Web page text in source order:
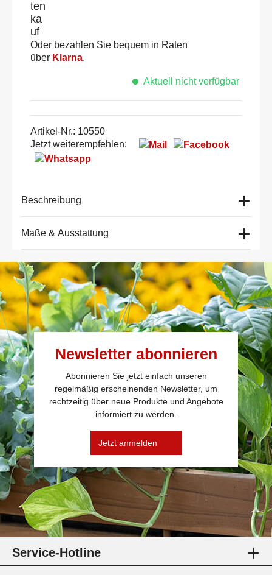
Oder bezahlen Sie bequem in Raten
über Klarna.
Aktuell nicht verfügbar
Artikel-Nr.: 10550
Jetzt weiterempfehlen:
Beschreibung
Maße & Ausstattung
Newsletter abonnieren
Abonnieren Sie jetzt einfach unseren
regelmäßig erscheinenden Newsletter, um
rechtzeitig über neue Produkte und Angebote
informiert zu werden.
Jetzt anmelden
Service-Hotline